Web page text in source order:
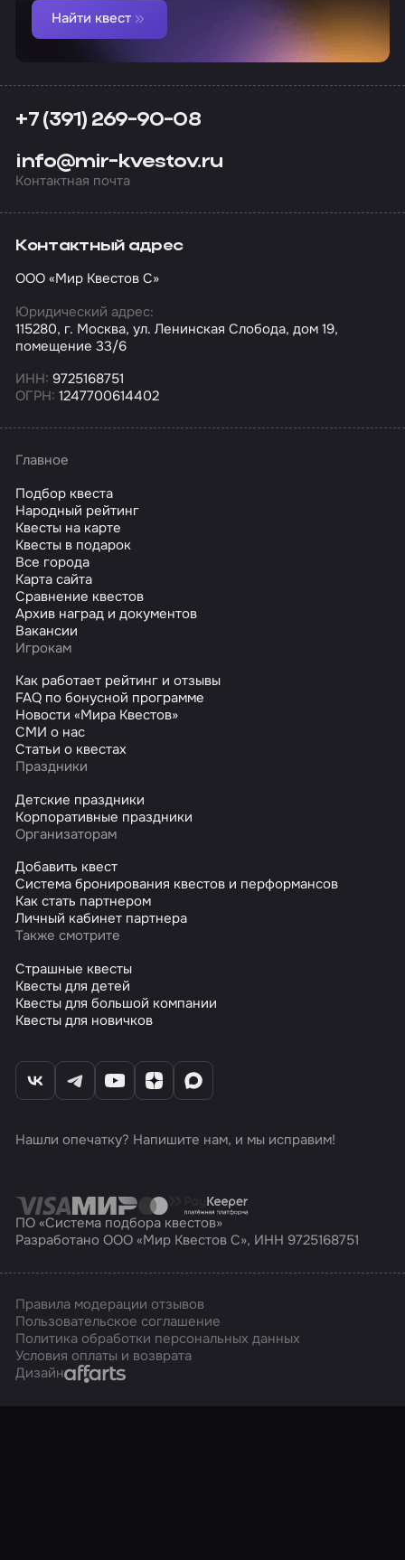
Найти квест
+7 (391) 269-90-08
info@mir-kvestov.ru
Контактная почта
Контактный адрес
ООО «Мир Квестов С»
Юридический адрес:
115280, г. Москва, ул. Ленинская Слобода, дом 19,
помещение 33/6
ИНН: 9725168751
ОГРН: 1247700614402
Главное
Подбор квеста
Народный рейтинг
Квесты на карте
Квесты в подарок
Все города
Карта сайта
Сравнение квестов
Архив наград и документов
Вакансии
Игрокам
Как работает рейтинг и отзывы
FAQ по бонусной программе
Новости «Мира Квестов»
СМИ о нас
Статьи о квестах
Праздники
Детские праздники
Корпоративные праздники
Организаторам
Добавить квест
Система бронирования квестов и перформансов
Как стать партнером
Личный кабинет партнера
Также смотрите
Страшные квесты
Квесты для детей
Квесты для большой компании
Квесты для новичков
Нашли опечатку? Напишите нам, и мы исправим!
ПО «Система подбора квестов»
Разработано ООО «Мир Квестов С», ИНН 9725168751
Правила модерации отзывов
Пользовательское соглашение
Политика обработки персональных данных
Условия оплаты и возврата
ДизайнAffarts